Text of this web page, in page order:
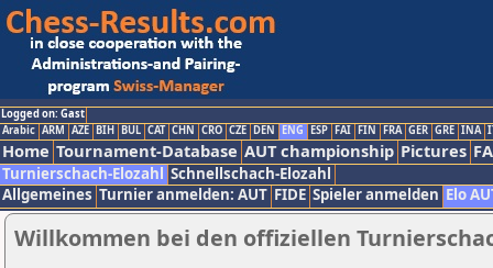
Logged on: Gast
Arabic ARM AZE BIH BUL CAT CHN CRO CZE DEN ENG ESP FAI FIN FRA GER GRE INA
Home Tournament-Database AUT championship Pictures
Turnierschach-Elozahl Schnellschach-Elozahl
Allgemeines Turnier anmelden: AUT FIDE Spieler anmelden Elo
Willkommen bei den offiziellen